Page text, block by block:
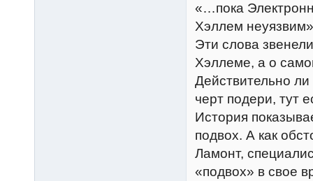
«…пока
Хэллем
Эти слова
Хэллеме, а о
Действительно
черт подери, тут
История
подвох. А как
Ламонт,
«подвох» в свое